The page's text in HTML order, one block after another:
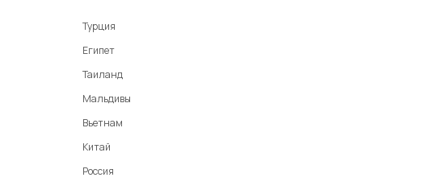
Турция
Египет
Таиланд
Мальдивы
Вьетнам
Китай
Россия